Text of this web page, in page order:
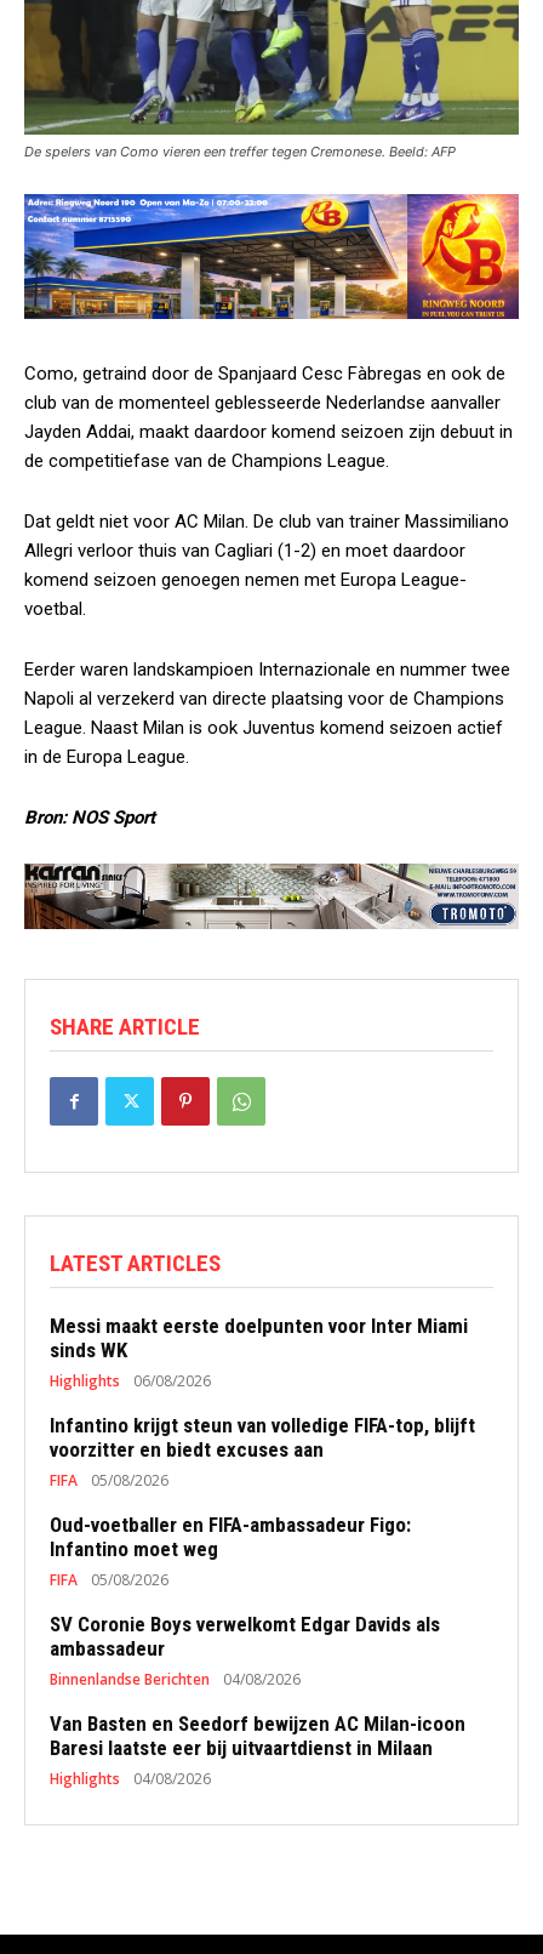
De spelers van Como vieren een treffer tegen Cremonese. Beeld: AFP
Como, getraind door de Spanjaard Cesc Fàbregas en ook de
club van de momenteel geblesseerde Nederlandse aanvaller
Jayden Addai, maakt daardoor komend seizoen zijn debuut in
de competitiefase van de Champions League.
Dat geldt niet voor AC Milan. De club van trainer Massimiliano
Allegri verloor thuis van Cagliari (1-2) en moet daardoor
komend seizoen genoegen nemen met Europa League-
voetbal.
Eerder waren landskampioen Internazionale en nummer twee
Napoli al verzekerd van directe plaatsing voor de Champions
League. Naast Milan is ook Juventus komend seizoen actief
in de Europa League.
Bron: NOS Sport
SHARE ARTICLE
LATEST ARTICLES
Messi maakt eerste doelpunten voor Inter Miami
sinds WK
Highlights 06/08/2026
Infantino krijgt steun van volledige FIFA-top, blijft
voorzitter en biedt excuses aan
FIFA 05/08/2026
Oud-voetballer en FIFA-ambassadeur Figo:
Infantino moet weg
FIFA 05/08/2026
SV Coronie Boys verwelkomt Edgar Davids als
ambassadeur
Binnenlandse Berichten 04/08/2026
Van Basten en Seedorf bewijzen AC Milan-icoon
Baresi laatste eer bij uitvaartdienst in Milaan
Highlights 04/08/2026